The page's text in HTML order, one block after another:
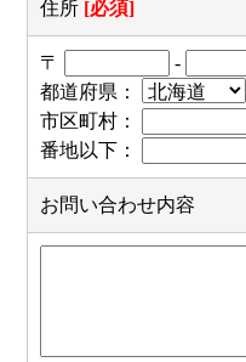
住所 [必須]
〒
-
都道府県：
市区町村：
番地以下：
お問い合わせ内容